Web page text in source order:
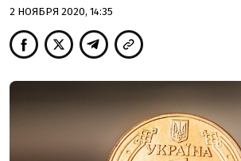
2 НОЯБРЯ 2020, 14:35